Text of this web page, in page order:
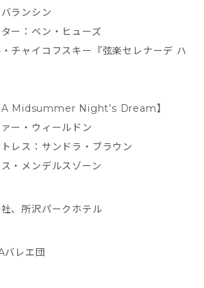
ランシン
ー：ベン・ヒューズ
チャイコフスキー『弦楽セレナーデ ハ
A Midsummer Night’s Dream】
ー・ウィールドン
レス：サンドラ・ブラウン
・メンデルスゾーン
、所沢パークホテル
バレエ団